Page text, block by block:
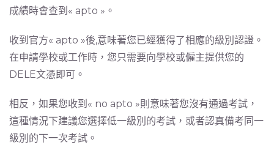
成績時會查到« apto »。
收到官方« apto »後,意味著您已經獲得了相應的級別認證。
在申請學校或工作時，您只需要向學校或僱主提供您的
DELE文憑即可。
相反，如果您收到« no apto »則意味著您沒有通過考試，
這種情況下建議您選擇低一級別的考試，或者認真備考同一
級別的下一次考試。